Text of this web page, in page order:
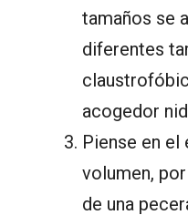
tamaños se
diferentes
acogedor
Piense en
volumen,
de una